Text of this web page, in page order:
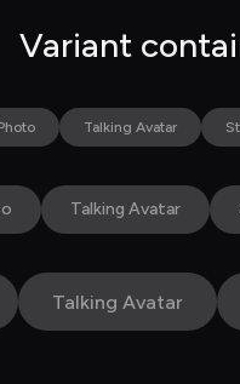
Variant
Talking Avatar
Talking Avatar
Talking Avatar